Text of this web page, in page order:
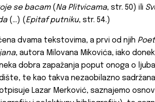
se bacam (Na Plitvicama, str. 50) ili
(…) (Epitaf putniku, str. 54.)
dvama tekstovima, a prvi od njih
, autora Milovana Mikovića, iako
dobra zapažanja poput onoga o
te kao takva nezaobilazno
Lazar Merković, saznajemo